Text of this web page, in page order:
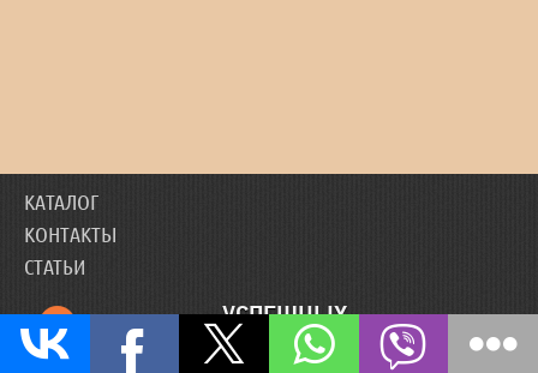
КАТАЛОГ
КОНТАКТЫ
СТАТЬИ
46340
УСПЕШНЫХ
ДОСТАВОК